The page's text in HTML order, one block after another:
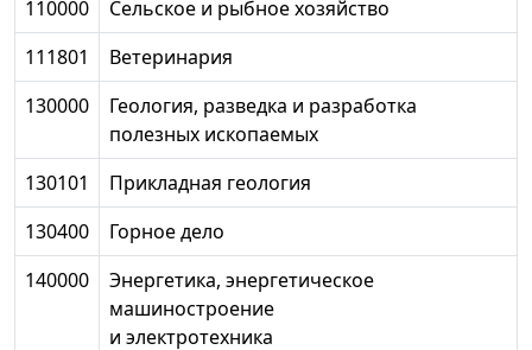
110000
Сельское и рыбное хозяйство
111801
Ветеринария
130000
Геология, разведка и разработка
полезных ископаемых
130101
Прикладная геология
130400
Горное дело
140000
Энергетика, энергетическое
машиностроение
и электротехника